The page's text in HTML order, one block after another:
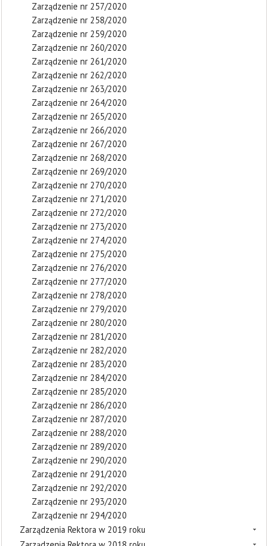
Zarządzenie nr 257/2020
Zarządzenie nr 258/2020
Zarządzenie nr 259/2020
Zarządzenie nr 260/2020
Zarządzenie nr 261/2020
Zarządzenie nr 262/2020
Zarządzenie nr 263/2020
Zarządzenie nr 264/2020
Zarządzenie nr 265/2020
Zarządzenie nr 266/2020
Zarządzenie nr 267/2020
Zarządzenie nr 268/2020
Zarządzenie nr 269/2020
Zarządzenie nr 270/2020
Zarządzenie nr 271/2020
Zarządzenie nr 272/2020
Zarządzenie nr 273/2020
Zarządzenie nr 274/2020
Zarządzenie nr 275/2020
Zarządzenie nr 276/2020
Zarządzenie nr 277/2020
Zarządzenie nr 278/2020
Zarządzenie nr 279/2020
Zarządzenie nr 280/2020
Zarządzenie nr 281/2020
Zarządzenie nr 282/2020
Zarządzenie nr 283/2020
Zarządzenie nr 284/2020
Zarządzenie nr 285/2020
Zarządzenie nr 286/2020
Zarządzenie nr 287/2020
Zarządzenie nr 288/2020
Zarządzenie nr 289/2020
Zarządzenie nr 290/2020
Zarządzenie nr 291/2020
Zarządzenie nr 292/2020
Zarządzenie nr 293/2020
Zarządzenie nr 294/2020
Zarządzenia Rektora w 2019 roku